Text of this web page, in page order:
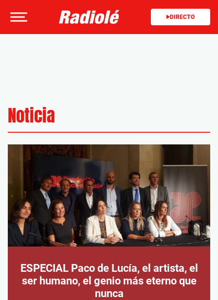
DIRECTO
Noticia
ESPECIAL Paco de Lucía, el artista, el
ser humano, el genio más eterno que
nunca